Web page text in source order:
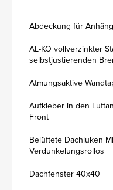
Abdeckung für
AL-KO vollverzinkter
selbstjustierenden
Atmungsaktive
Aufkleber in den
Front
Belüftete Dachluken
Verdunkelungsrollos
Dachfenster 40x40